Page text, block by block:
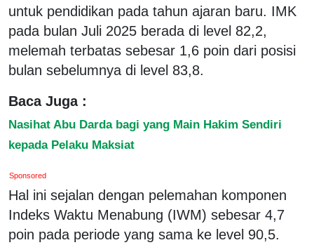
untuk pendidikan pada tahun ajaran baru. IMK
pada bulan Juli 2025 berada di level 82,2,
melemah terbatas sebesar 1,6 poin dari posisi
bulan sebelumnya di level 83,8.
Baca Juga :
Nasihat Abu Darda bagi yang Main Hakim Sendiri
kepada Pelaku Maksiat
Sponsored
Hal ini sejalan dengan pelemahan komponen
Indeks Waktu Menabung (IWM) sebesar 4,7
poin pada periode yang sama ke level 90,5.